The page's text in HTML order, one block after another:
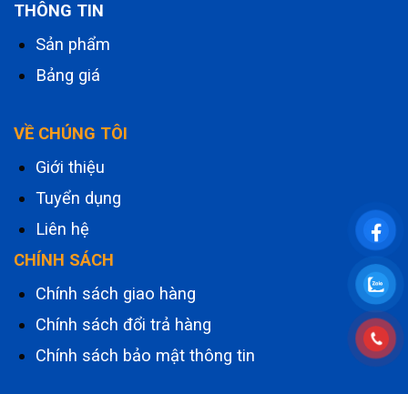
THÔNG TIN
Sản phẩm
Bảng giá
VỀ CHÚNG TÔI
Giới thiệu
Tuyển dụng
Liên hệ
CHÍNH SÁCH
Chính sách giao hàng
Chính sách đổi trả hàng
Chính sách bảo mật thông tin